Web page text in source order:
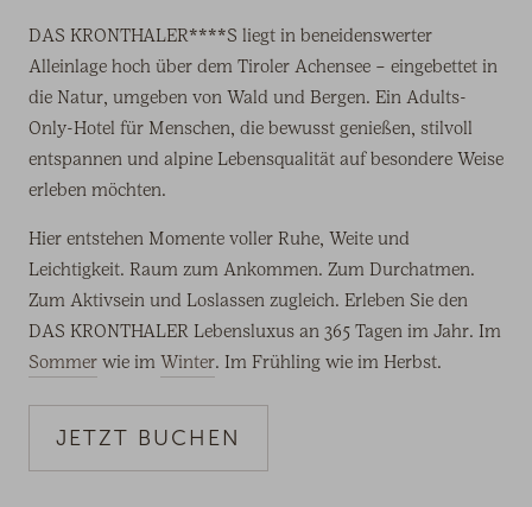
DAS KRONTHALER****S liegt in beneidenswerter
Alleinlage hoch über dem Tiroler Achensee – eingebettet in
die Natur, umgeben von Wald und Bergen. Ein Adults-
Only-Hotel für Menschen, die bewusst genießen, stilvoll
entspannen und alpine Lebensqualität auf besondere Weise
erleben möchten.
Hier entstehen Momente voller Ruhe, Weite und
Leichtigkeit. Raum zum Ankommen. Zum Durchatmen.
Zum Aktivsein und Loslassen zugleich. Erleben Sie den
DAS KRONTHALER Lebensluxus an 365 Tagen im Jahr. Im
Sommer wie im Winter. Im Frühling wie im Herbst.
JETZT BUCHEN